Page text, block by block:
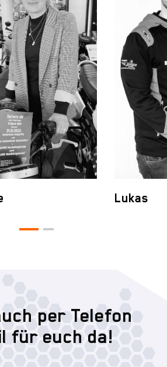
Lukas
per Telefon
für euch da!